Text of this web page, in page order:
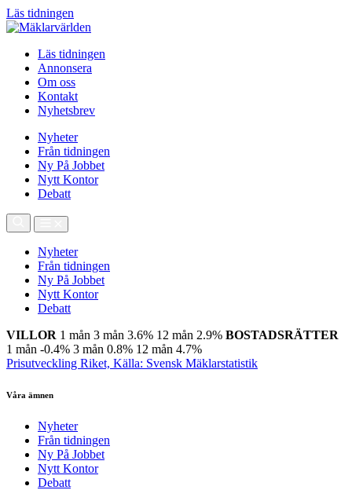
Läs tidningen
Läs tidningen
Annonsera
Om oss
Kontakt
Nyhetsbrev
Nyheter
Från tidningen
Ny På Jobbet
Nytt Kontor
Debatt
Nyheter
Från tidningen
Ny På Jobbet
Nytt Kontor
Debatt
VILLOR 1 mån 3 mån 3.6% 12 mån 2.9% BOSTADSRÄTTER
1 mån -0.4% 3 mån 0.8% 12 mån 4.7%
Prisutveckling Riket, Källa: Svensk Mäklarstatistik
Våra ämnen
Nyheter
Från tidningen
Ny På Jobbet
Nytt Kontor
Debatt